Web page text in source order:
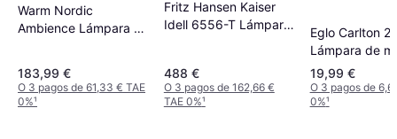
Warm Nordic
Ambience Lámpara de
183,99 €
O 3 pagos de 61,33 € TAE
0%¹
Fritz Hansen Kaiser
Idell 6556-T Lámpara
488 €
O 3 pagos de 162,66 €
TAE 0%¹
Eglo Carlton 2
Lámpara de
30.5cm
19,99 €
O 3 pagos de
0%¹